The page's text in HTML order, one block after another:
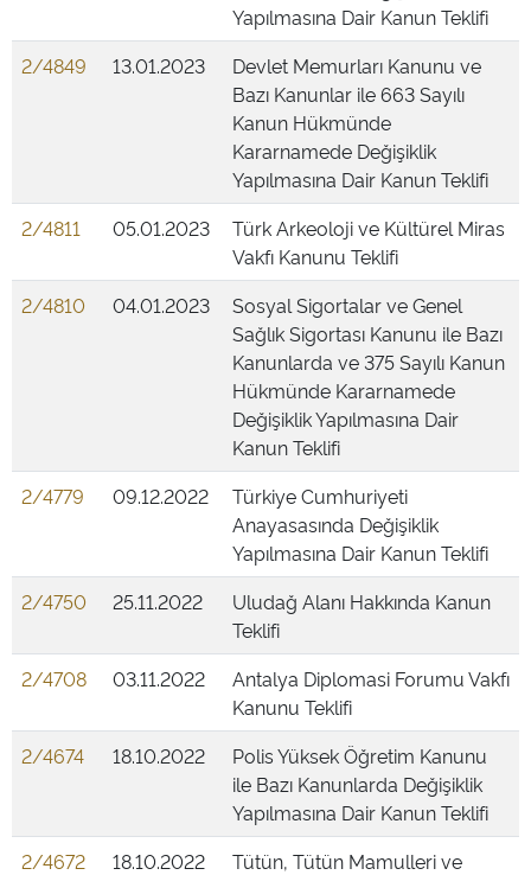
Yapılmasına Dair Kanun Teklifi
2/4849
13.01.2023
Devlet Memurları Kanunu ve
Bazı Kanunlar ile 663 Sayılı
Kanun Hükmünde
Kararnamede Değişiklik
Yapılmasına Dair Kanun Teklifi
2/4811
05.01.2023
Türk Arkeoloji ve Kültürel Miras
Vakfı Kanunu Teklifi
2/4810
04.01.2023
Sosyal Sigortalar ve Genel
Sağlık Sigortası Kanunu ile Bazı
Kanunlarda ve 375 Sayılı Kanun
Hükmünde Kararnamede
Değişiklik Yapılmasına Dair
Kanun Teklifi
2/4779
09.12.2022
Türkiye Cumhuriyeti
Anayasasında Değişiklik
Yapılmasına Dair Kanun Teklifi
2/4750
25.11.2022
Uludağ Alanı Hakkında Kanun
Teklifi
2/4708
03.11.2022
Antalya Diplomasi Forumu Vakfı
Kanunu Teklifi
2/4674
18.10.2022
Polis Yüksek Öğretim Kanunu
ile Bazı Kanunlarda Değişiklik
Yapılmasına Dair Kanun Teklifi
2/4672
18.10.2022
Tütün, Tütün Mamulleri ve